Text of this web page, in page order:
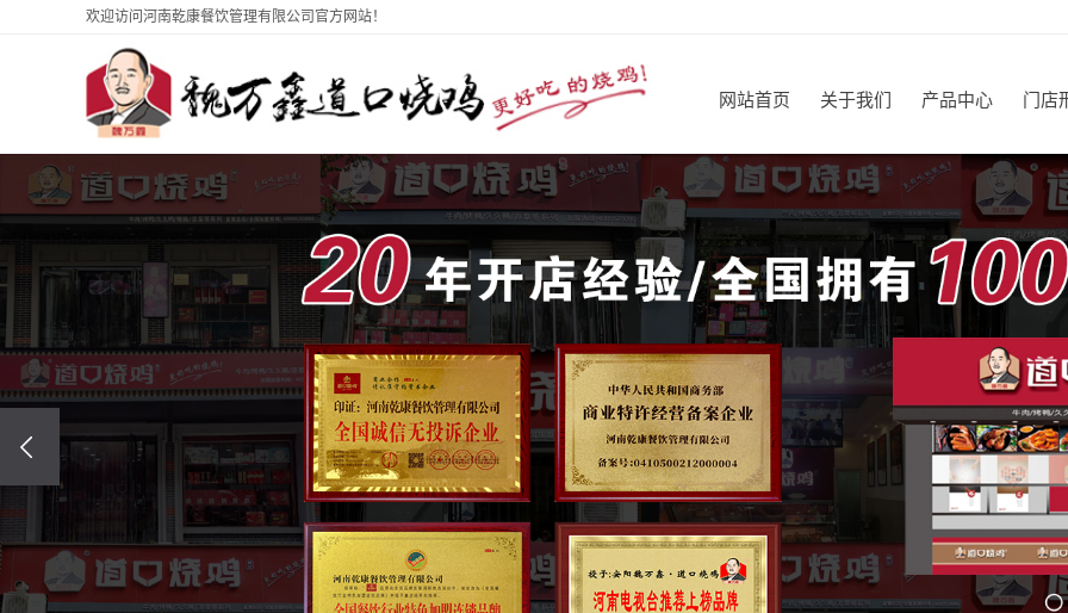
欢迎访问河南乾康餐饮管理有限公司官方网站！
网站首页 关于我们 产品中心 门店